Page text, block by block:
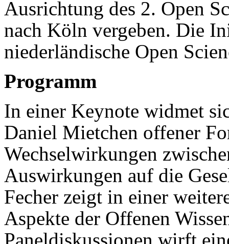
Ausrichtung des 2. Open
nach Köln vergeben. Die
niederländische Open
Programm
In einer Keynote widmet
Daniel Mietchen offener
Wechselwirkungen
Auswirkungen auf die
Fecher zeigt in einer
Aspekte der Offenen
Paneldiskussionen wirft